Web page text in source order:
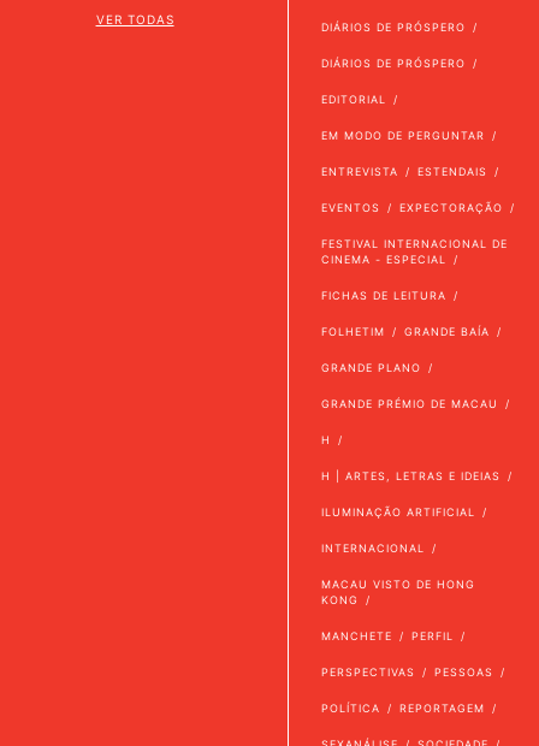
VER TODAS
DIÁRIOS DE PRÓSPERO
DIÁRIOS DE PRÓSPERO
EDITORIAL
EM MODO DE PERGUNTAR
ENTREVISTA ESTENDAIS
EVENTOS EXPECTORAÇÃO
FESTIVAL INTERNACIONAL DE
CINEMA - ESPECIAL
FICHAS DE LEITURA
FOLHETIM GRANDE BAÍA
GRANDE PLANO
GRANDE PRÉMIO DE MACAU
H
H | ARTES, LETRAS E IDEIAS
ILUMINAÇÃO ARTIFICIAL
INTERNACIONAL
MACAU VISTO DE HONG
KONG
MANCHETE PERFIL
PERSPECTIVAS PESSOAS
POLÍTICA REPORTAGEM